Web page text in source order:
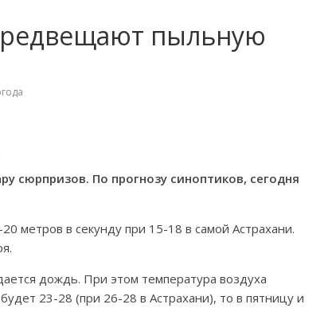
пыльную
сюрпризов. По прогнозу синоптиков, сегодня
метров в секунду при 15-18 в самой Астрахани.
дождь. При этом температура воздуха
23-28 (при 26-28 в Астрахани), то в пятницу и